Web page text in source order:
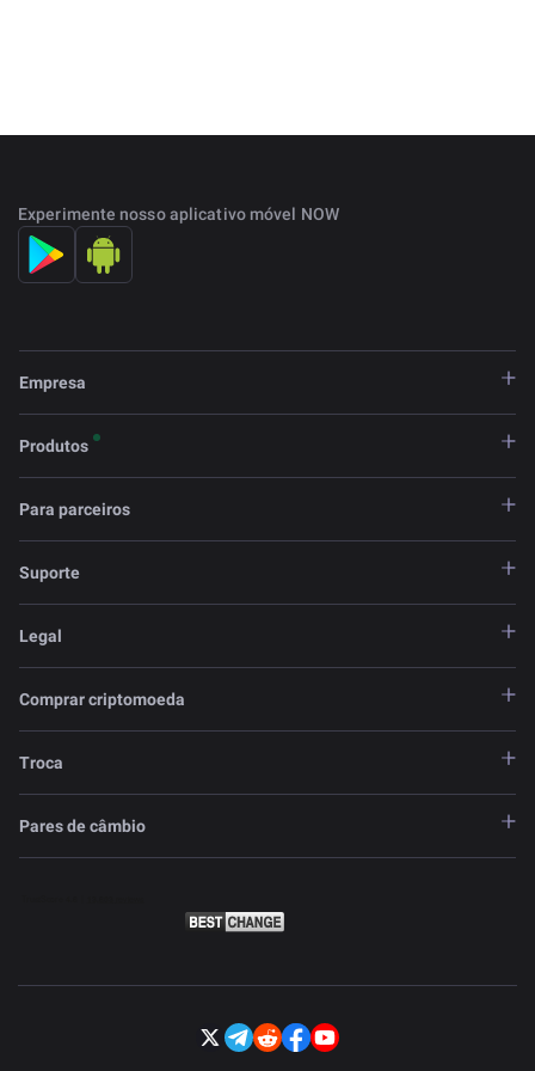
Experimente nosso aplicativo móvel NOW
Empresa
Produtos
Para parceiros
Suporte
Legal
Comprar criptomoeda
Troca
Pares de câmbio